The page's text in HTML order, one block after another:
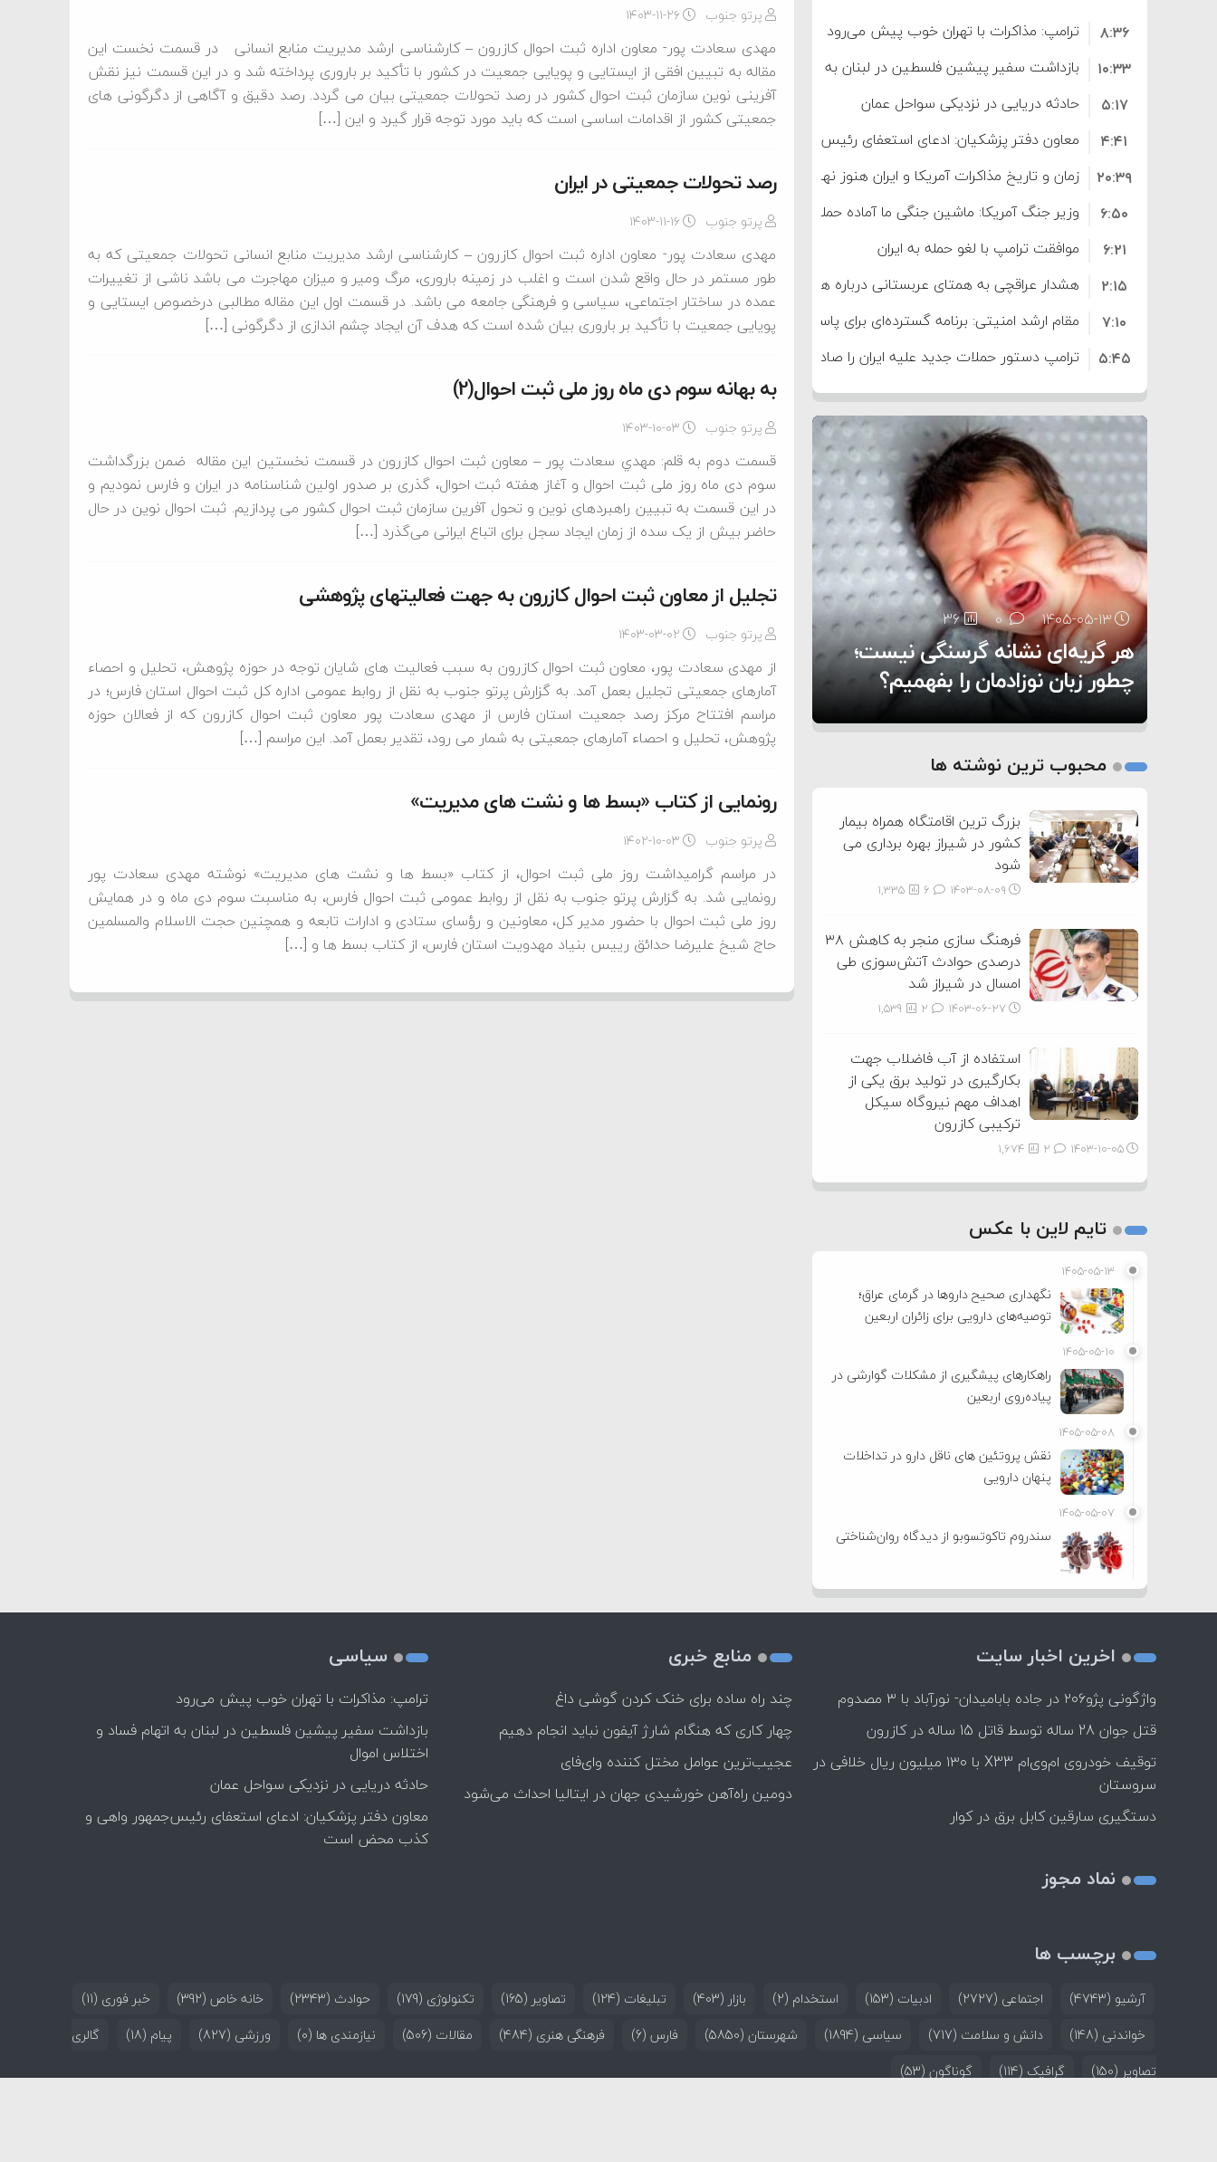
پرتو جنوب ۱۴۰۳-۱۱-۲۶
مهدی سعادت پور- معاون اداره ثبت احوال کازرون – کارشناسی ارشد مدیریت منابع انسانی در قسمت نخست این
مقاله به تبیین افقی از ایستایی و پویایی جمعیت در کشور با تأکید بر باروری پرداخته شد و در این قسمت نیز نقش
آفرینی نوین سازمان ثبت احوال کشور در رصد تحولات جمعیتی بیان می گردد. رصد دقیق و آگاهی از دگرگونی های
جمعیتی کشور از اقدامات اساسی است که باید مورد توجه قرار گیرد و این […]
رصد تحولات جمعیتی در ایران
پرتو جنوب ۱۴۰۳-۱۱-۱۶
مهدی سعادت پور- معاون اداره ثبت احوال کازرون – کارشناسی ارشد مدیریت منابع انسانی تحولات جمعیتی که به
طور مستمر در حال واقع شدن است و اغلب در زمینه باروری، مرگ ومیر و میزان مهاجرت می باشد ناشی از تغییرات
عمده در ساختار اجتماعی، سیاسی و فرهنگی جامعه می باشد. در قسمت اول این مقاله مطالبی درخصوص ایستایی و
پویایی جمعیت با تأکید بر باروری بیان شده است که هدف آن ایجاد چشم اندازی از دگرگونی […]
به بهانه سوم دی ماه روز ملی ثبت احوال(2)
پرتو جنوب ۱۴۰۳-۱۰-۰۳
قسمت دوم به قلم: مهدي سعادت پور – معاون ثبت احوال کازرون در قسمت نخستین این مقاله ضمن بزرگداشت
سوم دی ماه روز ملی ثبت احوال و آغاز هفته ثبت احوال، گذری بر صدور اولین شناسنامه در ایران و فارس نمودیم و
در این قسمت به تبیین راهبردهای نوین و تحول آفرین سازمان ثبت احوال کشور می پردازیم. ثبت احوال نوین در حال
حاضر بیش از یک سده از زمان ايجاد سجل برای اتباع ایرانی می‌گذرد […]
تجلیل از معاون ثبت احوال کازرون به جهت فعالیتهای پژوهشی
پرتو جنوب ۱۴۰۳-۰۳-۰۲
از مهدی سعادت پور، معاون ثبت احوال کازرون به سبب فعالیت های شایان توجه در حوزه پژوهش، تحلیل و احصاء
آمارهای جمعیتی تجلیل بعمل آمد. به گزارش پرتو جنوب به نقل از روابط عمومی اداره کل ثبت احوال استان فارس؛ در
مراسم افتتاح مرکز رصد جمعیت استان فارس از مهدی سعادت پور معاون ثبت احوال کازرون که از فعالان حوزه
پژوهش، تحلیل و احصاء آمارهای جمعیتی به شمار می رود، تقدیر بعمل آمد. این مراسم […]
رونمایی از کتاب «بسط ها و نشت های مدیریت»
پرتو جنوب ۱۴۰۲-۱۰-۰۳
در مراسم گرامیداشت روز ملی ثبت احوال، از کتاب «بسط ها و نشت های مدیریت» نوشته مهدی سعادت پور
رونمایی شد. به گزارش پرتو جنوب به نقل از روابط عمومی ثبت احوال فارس، به مناسبت سوم دی ماه و در همایش
روز ملی ثبت احوال با حضور مدیر کل، معاونین و رؤسای ستادی و ادارات تابعه و همچنین حجت الاسلام والمسلمین
حاج شیخ علیرضا حدائق رییس بنیاد مهدویت استان فارس، از کتاب بسط ها و […]
ترامپ: مذاکرات با تهران خوب پیش می‌رود
۸:۳۶
بازداشت سفیر پیشین فلسطین در لبنان به اتهام فساد و اختلاس اموال
۱۰:۳۳
حادثه دریایی در نزدیکی سواحل عمان
۵:۱۷
معاون دفتر پزشکیان: ادعای استعفای رئیس‌جمهور واهی و کذب محض
است
۴:۴۱
زمان و تاریخ مذاکرات آمریکا و ایران هنوز نهایی نشده است
۲۰:۳۹
وزیر جنگ آمریکا: ماشین جنگی ما آماده حمله نظامی علیه ایران است
۶:۵۰
موافقت ترامپ با لغو حمله به ایران
۶:۲۱
هشدار عراقچی به همتای عربستانی درباره همراهی با آمریکا
۲:۱۵
مقام ارشد امنیتی: برنامه گسترده‌ای برای پاسخ به دیوانگی آمریکا داریم
۷:۱۰
ترامپ دستور حملات جدید علیه ایران را صادر کرد
۵:۴۵
سپاه: دو نفتکش متخلف مورد اصابت قرار گرفته و متوقف شدند
۱۲:۵۹
ترامپ مدعی توافق تاریخی برای خلع سلاح کامل حماس شد
۸:۵۷
اعتراض عراقچی به همتای بلغارستانی به دلیل کمک به آمریکا در حملات به
ایران
۱۶:۱۹
کشورهایی که به متجاوزان کمک می کنند پاسخ سختی خواهند گرفت
۱۰:۱۵
سنتکام پایان تجاوز جدید به ایران را اعلام کرد
۶:۰۵
۱۴۰۵-۰۵-۱۳ 0
36
هر گریه‌ای نشانه گرسنگی نیست؛
چطور زبان نوزادمان را بفهمیم؟
۱۴۰۵-۰۵-۱۲ 0
25
تغذیه پدر می‌تواند بر سلامت نوزاد
تأثیر بگذارد
۱۴۰۵-۰۵-۱۲ 0
11
روی دیگر زندگی
2
محبوب ترین نوشته ها
بزرگ ترین اقامتگاه همراه بیمار
کشور در شیراز بهره برداری می
شود
۱۴۰۳-۰۸-۰۹ 1,335
فرهنگ سازی منجر به کاهش ۳۸
درصدی حوادث آتش‌سوزی طی
امسال در شیراز شد
۱۴۰۳-۰۶-۲۷ 1,539
استفاده از آب فاضلاب جهت
بکارگیری در تولید برق یکی از
اهداف مهم نیروگاه سیکل
ترکیبی کازرون
۱۴۰۳-۱۰-۰۵ 1,674
تایم لاین با عکس
۱۴۰۵-۰۵-۱۳
نگهداری صحیح داروها در گرمای عراق؛
توصیه‌های دارویی برای زائران اربعین
۱۴۰۵-۰۵-۱۰
راهکارهای پیشگیری از مشکلات گوارشی در
پیاده‌روی اربعین
۱۴۰۵-۰۵-۰۸
نقش پروتئین های ناقل دارو در تداخلات
پنهان دارویی
۱۴۰۵-۰۵-۰۷
سندروم تاکوتسوبو از دیدگاه روان‌شناختی
اخرین اخبار سایت
واژگونی پژو۲۰۶ در جاده بابامیدان- نورآباد با ۳ مصدوم
قتل جوان 28 ساله توسط قاتل 15 ساله در کازرون
توقیف خودروی ام‌وی‌ام X33 با ۱۳۰ میلیون ریال خلافی در
سروستان
دستگیری سارقین کابل برق در کوار
نماد مجوز
منابع خبری
چند راه‌ ساده برای خنک کردن گوشی داغ
چهار کاری که هنگام شارژ آیفون نباید انجام دهیم
عجیب‌ترین عوامل مختل کننده وای‌فای
دومین راه‌آهن خورشیدی جهان در ایتالیا احداث می‌شود
سیاسی
ترامپ: مذاکرات با تهران خوب پیش می‌رود
بازداشت سفیر پیشین فلسطین در لبنان به اتهام فساد و
اختلاس اموال
حادثه دریایی در نزدیکی سواحل عمان
معاون دفتر پزشکیان: ادعای استعفای رئیس‌جمهور واهی و
کذب محض است
برچسب ها
آرشیو (4743) اجتماعی (2727) ادبیات (153) استخدام (2) بازار (403) تبلیغات (124) تصاویر (165) تکنولوژی (179) حوادث (2343) خانه خاص (392) خبر فوری (11)
خواندنی (148) دانش و سلامت (717) سیاسی (1894) شهرستان (5850) فارس (6) فرهنگی هنری (484) مقالات (506) نیازمندی ها (0) ورزشی (827) پیام (18)
گالری
تصاویر (150) گرافیک (114) گوناگون (53)